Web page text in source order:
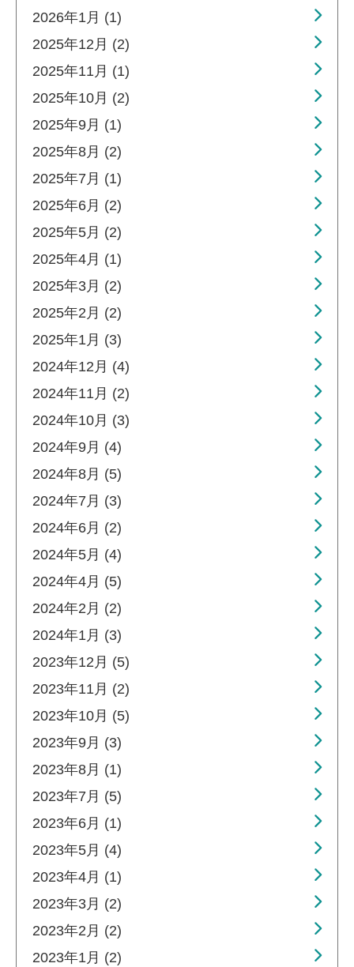
2026年1月 (1)
2025年12月 (2)
2025年11月 (1)
2025年10月 (2)
2025年9月 (1)
2025年8月 (2)
2025年7月 (1)
2025年6月 (2)
2025年5月 (2)
2025年4月 (1)
2025年3月 (2)
2025年2月 (2)
2025年1月 (3)
2024年12月 (4)
2024年11月 (2)
2024年10月 (3)
2024年9月 (4)
2024年8月 (5)
2024年7月 (3)
2024年6月 (2)
2024年5月 (4)
2024年4月 (5)
2024年2月 (2)
2024年1月 (3)
2023年12月 (5)
2023年11月 (2)
2023年10月 (5)
2023年9月 (3)
2023年8月 (1)
2023年7月 (5)
2023年6月 (1)
2023年5月 (4)
2023年4月 (1)
2023年3月 (2)
2023年2月 (2)
2023年1月 (2)